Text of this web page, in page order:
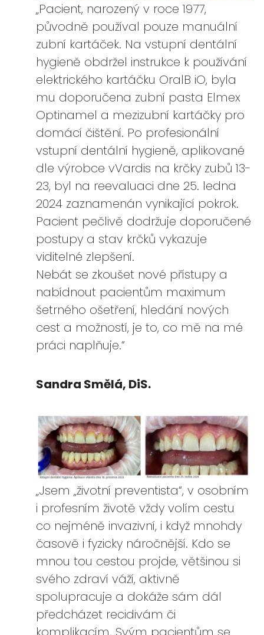
„Pacient, narozený v roce 1977,
původně používal pouze manuální
zubní kartáček. Na vstupní dentální
hygieně obdržel instrukce k používání
elektrického kartáčku OralB iO, byla
mu doporučena zubní pasta Elmex
Optinamel a mezizubní kartáčky pro
domácí čištění. Po profesionální
vstupní dentální hygieně, aplikované
dle výrobce vVardis na krčky zubů 13-
23, byl na reevaluaci dne 25. ledna
2024 zaznamenán vynikající pokrok.
Pacient pečlivě dodržuje doporučené
postupy a stav krčků vykazuje
viditelné zlepšení.
Nebát se zkoušet nové přístupy a
nabídnout pacientům maximum
šetrného ošetření, hledání nových
cest a možností, je to, co mě na mé
práci naplňuje.“
Sandra Smělá, DiS.
„Jsem „životní preventista“, v osobním
i profesním životě vždy volím cestu
co nejméně invazivní, i když mnohdy
časově i fyzicky náročnější. Kdo se
mnou tou cestou projde, většinou si
svého zdraví váží, aktivně
spolupracuje a dokáže sám dál
předcházet recidivám či